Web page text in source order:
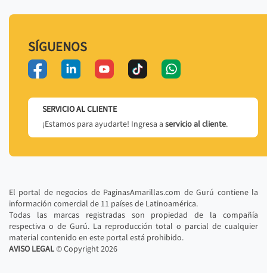
SÍGUENOS
SERVICIO AL CLIENTE
¡Estamos para ayudarte! Ingresa a servicio al cliente.
El portal de negocios de PaginasAmarillas.com de Gurú contiene la
información comercial de 11 países de Latinoamérica.
Todas las marcas registradas son propiedad de la compañía
respectiva o de Gurú. La reproducción total o parcial de cualquier
material contenido en este portal está prohibido.
AVISO LEGAL© Copyright2026